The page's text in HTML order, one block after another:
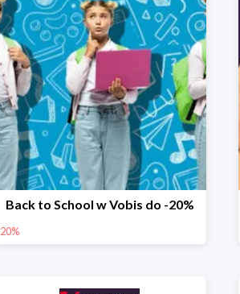
Back to School w Vobis do -20%
20%